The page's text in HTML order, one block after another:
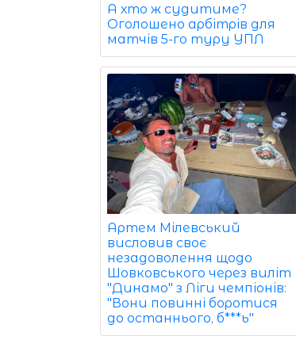
А хто ж судитиме?
Оголошено арбітрів для
матчів 5-го туру УПЛ
Артем Мілевський
висловив своє
незадоволення щодо
Шовковського через виліт
"Динамо" з Ліги чемпіонів:
"Вони повинні боротися
до останнього, б***ь"